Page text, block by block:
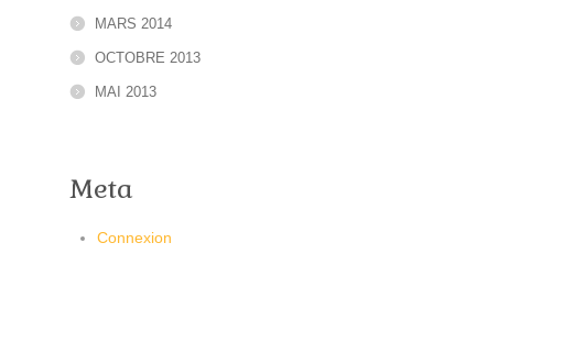
MARS 2014
OCTOBRE 2013
MAI 2013
Meta
Connexion